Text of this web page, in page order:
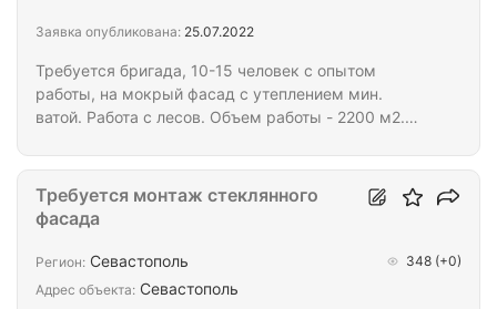
Требуется бригада, 10-15 человек с опытом
работы, на мокрый фасад с утеплением мин.
ватой. Работа с лесов. Объем работы - 2200 м2.
объему. Посредников просим не беспокоить.
Заявка опубликована: 25.07.2022
Требуется монтаж стеклянного
фасада
Регион: Севастополь 348 (+0)
Адрес объекта: Севастополь